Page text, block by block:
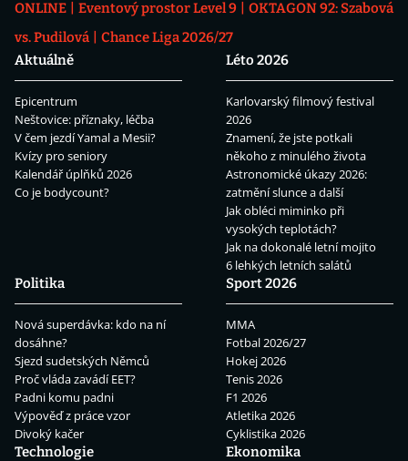
ONLINE
Eventový prostor Level 9
OKTAGON 92: Szabová
vs. Pudilová
Chance Liga 2026/27
Aktuálně
Epicentrum
Neštovice: příznaky, léčba
V čem jezdí Yamal a Mesii?
Kvízy pro seniory
Kalendář úplňků 2026
Co je bodycount?
Léto 2026
Karlovarský filmový festival
2026
Znamení, že jste potkali
někoho z minulého života
Astronomické úkazy 2026:
zatmění slunce a další
Jak obléci miminko při
vysokých teplotách?
Jak na dokonalé letní mojito
6 lehkých letních salátů
Politika
Nová superdávka: kdo na ní
dosáhne?
Sjezd sudetských Němců
Proč vláda zavádí EET?
Padni komu padni
Výpověď z práce vzor
Divoký kačer
Sport 2026
MMA
Fotbal 2026/27
Hokej 2026
Tenis 2026
F1 2026
Atletika 2026
Cyklistika 2026
Technologie
Ekonomika